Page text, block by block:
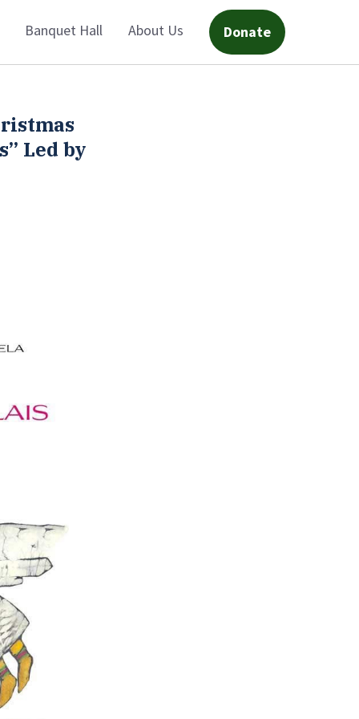
Banquet Hall About Us Donate
Led by